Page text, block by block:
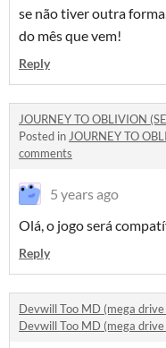
se não tiver outra
do mês que vem!
Reply
JOURNEY TO OBLIVION
Posted in JOURNEY TO
comments
5 years ago
Olá, o jogo será
Reply
Devwill Too MD (mega
Devwill Too MD (mega